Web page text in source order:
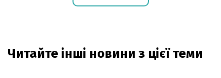
Читайте інші новини з цієї теми